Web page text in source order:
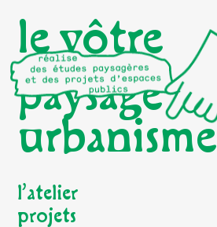
le vôtre
paysage
urbanisme
l’atelier
projets